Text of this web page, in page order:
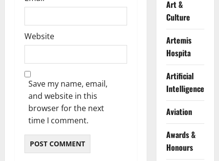
Website
Save my name, email,
and website in this
browser for the next
time I comment.
Art &
Culture
Artemis
Hospita
Artificial
Intelligence
Aviation
Awards &
Honours